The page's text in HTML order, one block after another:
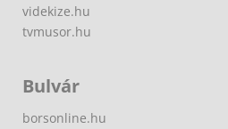
videkize.hu
tvmusor.hu
Bulvár
borsonline.hu